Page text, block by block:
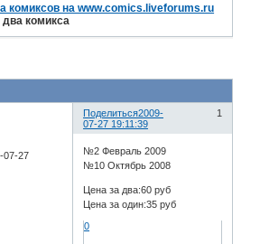
комиксов на www.comics.liveforums.ru
комикса
Поделиться 1
2009-
07-27 19:11:39
07-27
№2 Февраль 2009
№10 Октябрь 2008
Цена за два:60 руб
Цена за один:35 руб
0